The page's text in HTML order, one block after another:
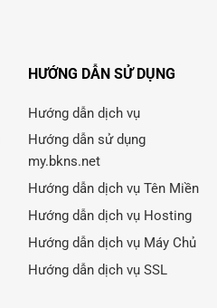
HƯỚNG DẪN SỬ DỤNG
Hướng dẫn dịch vụ
Hướng dẫn sử dụng
my.bkns.net
Hướng dẫn dịch vụ Tên Miền
Hướng dẫn dịch vụ Hosting
Hướng dẫn dịch vụ Máy Chủ
Hướng dẫn dịch vụ SSL